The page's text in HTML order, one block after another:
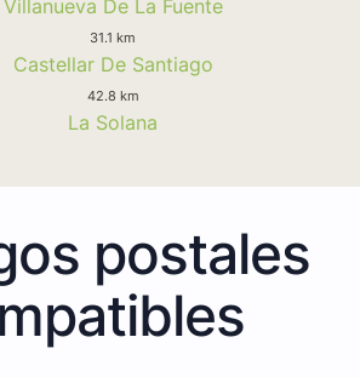
Villanueva De La Fuente
31.1 km
Castellar De Santiago
42.8 km
La Solana
postales